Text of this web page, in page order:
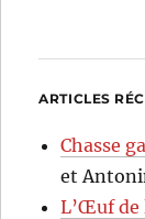
ARTICLES
Chasse
et
L’Œuf de